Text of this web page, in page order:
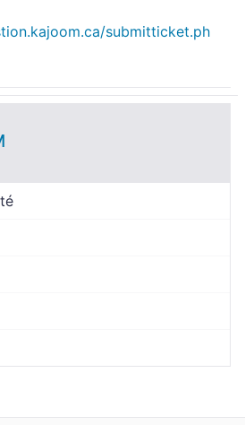
submitticket.ph